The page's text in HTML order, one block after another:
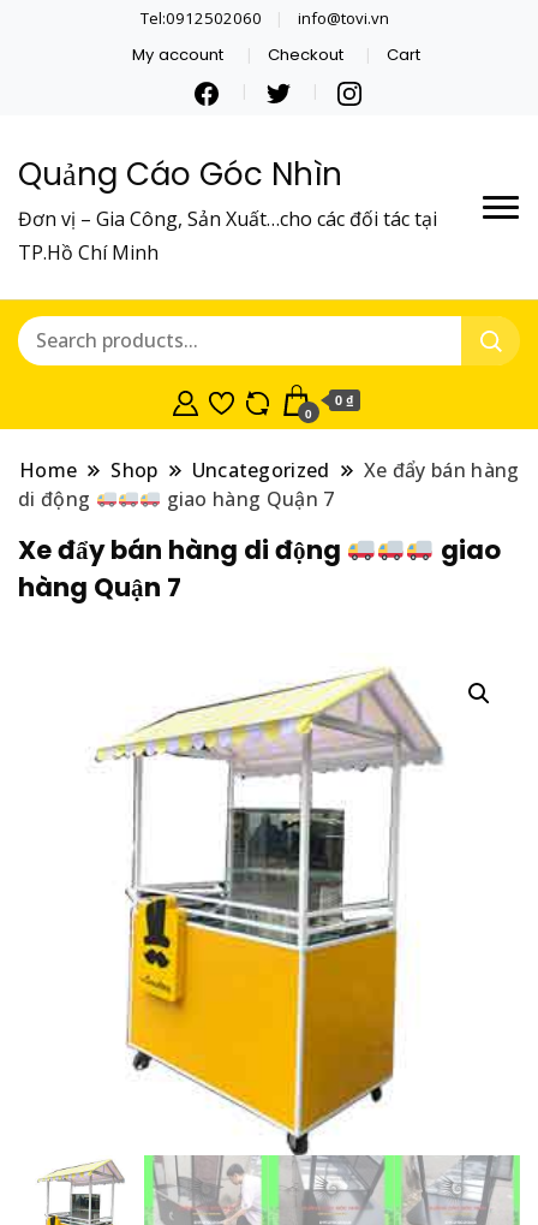
Tel:0912502060 info@tovi.vn
My account Checkout Cart
Quảng Cáo Góc Nhìn
Đơn vị – Gia Công, Sản Xuất…cho các đối tác tại
TP.Hồ Chí Minh
0
0 ₫
Home Shop Uncategorized
Xe đẩy bán hàng
di động
giao hàng Quận 7
Xe đẩy bán hàng di động
giao
hàng Quận 7